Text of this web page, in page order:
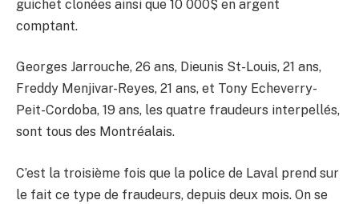
guichet clonées ainsi que 10 000$ en argent
comptant.
Georges Jarrouche, 26 ans, Dieunis St-Louis, 21 ans,
Freddy Menjivar-Reyes, 21 ans, et Tony Echeverry-
Peit-Cordoba, 19 ans, les quatre fraudeurs interpellés,
sont tous des Montréalais.
C’est la troisième fois que la police de Laval prend sur
le fait ce type de fraudeurs, depuis deux mois. On se